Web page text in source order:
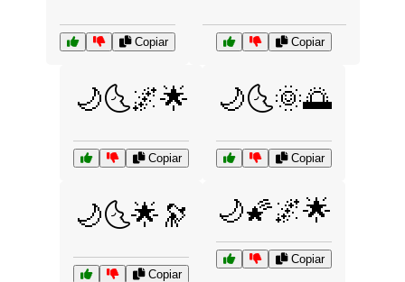
Copiar Copiar
🌙🌜🌌🌟
Copiar
🌙🌜🌞🌅
Copiar
🌙🌜🌟🔭
Copiar
🌙🌠🌌🌟
Copiar